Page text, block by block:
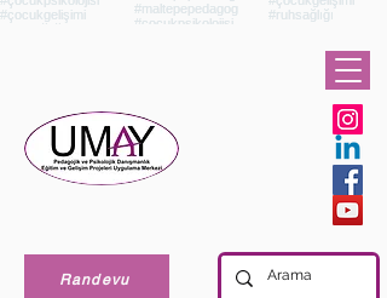
Randevu